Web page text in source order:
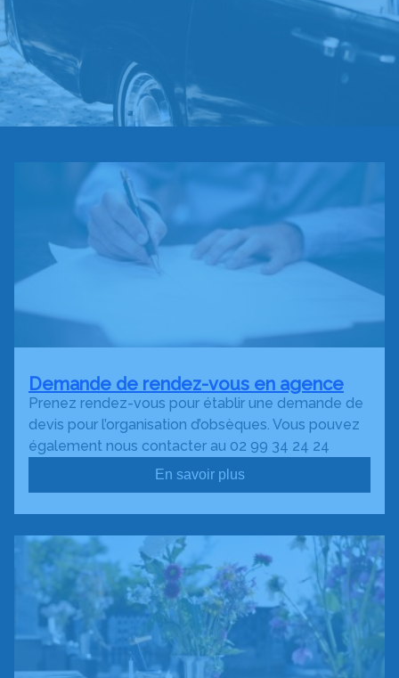
Demande de rendez-vous en agence
Prenez rendez-vous pour établir une demande de
devis pour l’organisation d’obsèques. Vous pouvez
également nous contacter au 02 99 34 24 24
En savoir plus